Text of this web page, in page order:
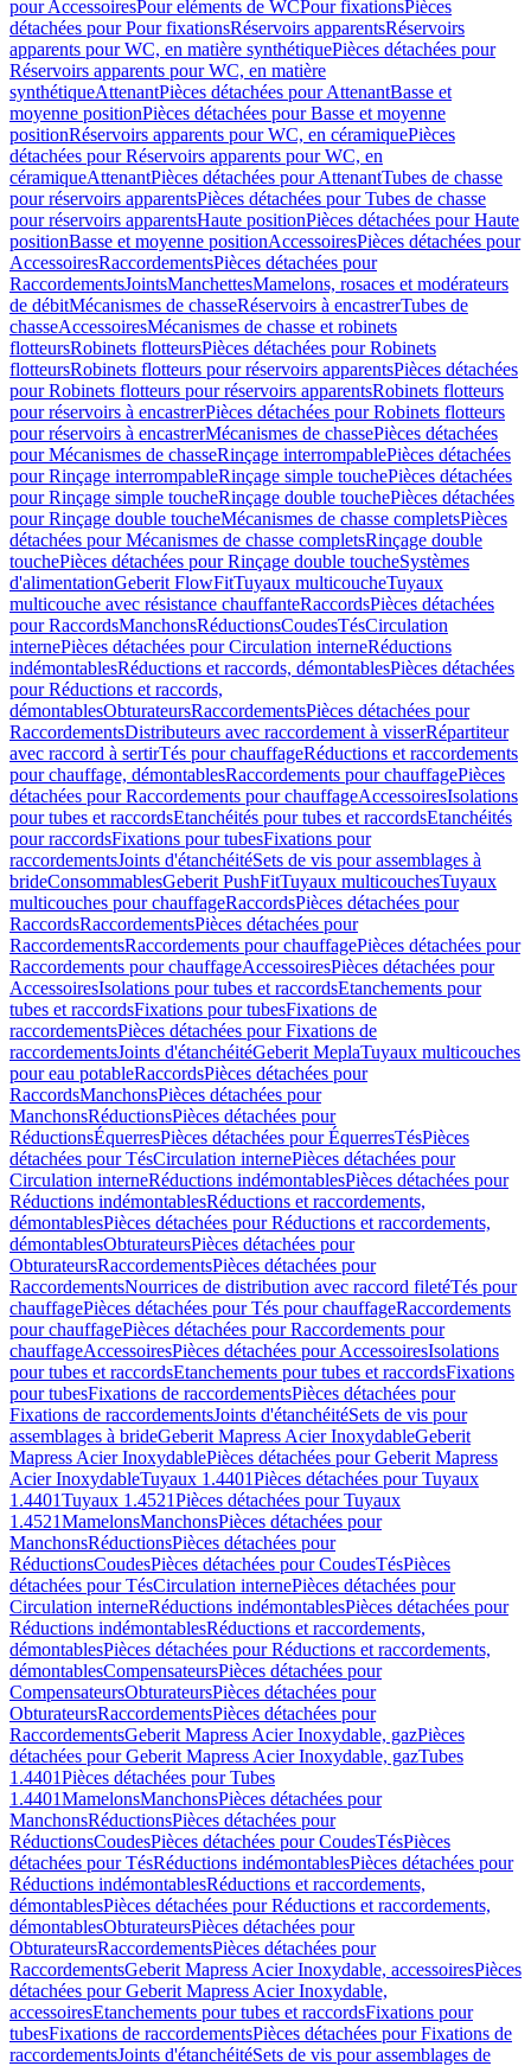
pour AccessoiresPour eléments de WCPour fixationsPièces
détachées pour Pour fixationsRéservoirs apparentsRéservoirs
apparents pour WC, en matière synthétiquePièces détachées pour
Réservoirs apparents pour WC, en matière
synthétiqueAttenantPièces détachées pour AttenantBasse et
moyenne positionPièces détachées pour Basse et moyenne
positionRéservoirs apparents pour WC, en céramiquePièces
détachées pour Réservoirs apparents pour WC, en
céramiqueAttenantPièces détachées pour AttenantTubes de chasse
pour réservoirs apparentsPièces détachées pour Tubes de chasse
pour réservoirs apparentsHaute positionPièces détachées pour Haute
positionBasse et moyenne positionAccessoiresPièces détachées pour
AccessoiresRaccordementsPièces détachées pour
RaccordementsJointsManchettesMamelons, rosaces et modérateurs
de débitMécanismes de chasseRéservoirs à encastrerTubes de
chasseAccessoiresMécanismes de chasse et robinets
flotteursRobinets flotteursPièces détachées pour Robinets
flotteursRobinets flotteurs pour réservoirs apparentsPièces détachées
pour Robinets flotteurs pour réservoirs apparentsRobinets flotteurs
pour réservoirs à encastrerPièces détachées pour Robinets flotteurs
pour réservoirs à encastrerMécanismes de chassePièces détachées
pour Mécanismes de chasseRinçage interrompablePièces détachées
pour Rinçage interrompableRinçage simple touchePièces détachées
pour Rinçage simple toucheRinçage double touchePièces détachées
pour Rinçage double toucheMécanismes de chasse completsPièces
détachées pour Mécanismes de chasse completsRinçage double
touchePièces détachées pour Rinçage double toucheSystèmes
d'alimentationGeberit FlowFitTuyaux multicoucheTuyaux
multicouche avec résistance chauffanteRaccordsPièces détachées
pour RaccordsManchonsRéductionsCoudesTésCirculation
internePièces détachées pour Circulation interneRéductions
indémontablesRéductions et raccords, démontablesPièces détachées
pour Réductions et raccords,
démontablesObturateursRaccordementsPièces détachées pour
RaccordementsDistributeurs avec raccordement à visserRépartiteur
avec raccord à sertirTés pour chauffageRéductions et raccordements
pour chauffage, démontablesRaccordements pour chauffagePièces
détachées pour Raccordements pour chauffageAccessoiresIsolations
pour tubes et raccordsEtanchéités pour tubes et raccordsEtanchéités
pour raccordsFixations pour tubesFixations pour
raccordementsJoints d'étanchéitéSets de vis pour assemblages à
brideConsommablesGeberit PushFitTuyaux multicouchesTuyaux
multicouches pour chauffageRaccordsPièces détachées pour
RaccordsRaccordementsPièces détachées pour
RaccordementsRaccordements pour chauffagePièces détachées pour
Raccordements pour chauffageAccessoiresPièces détachées pour
AccessoiresIsolations pour tubes et raccordsEtanchements pour
tubes et raccordsFixations pour tubesFixations de
raccordementsPièces détachées pour Fixations de
raccordementsJoints d'étanchéitéGeberit MeplaTuyaux multicouches
pour eau potableRaccordsPièces détachées pour
RaccordsManchonsPièces détachées pour
ManchonsRéductionsPièces détachées pour
RéductionsÉquerresPièces détachées pour ÉquerresTésPièces
détachées pour TésCirculation internePièces détachées pour
Circulation interneRéductions indémontablesPièces détachées pour
Réductions indémontablesRéductions et raccordements,
démontablesPièces détachées pour Réductions et raccordements,
démontablesObturateursPièces détachées pour
ObturateursRaccordementsPièces détachées pour
RaccordementsNourrices de distribution avec raccord filetéTés pour
chauffagePièces détachées pour Tés pour chauffageRaccordements
pour chauffagePièces détachées pour Raccordements pour
chauffageAccessoiresPièces détachées pour AccessoiresIsolations
pour tubes et raccordsEtanchements pour tubes et raccordsFixations
pour tubesFixations de raccordementsPièces détachées pour
Fixations de raccordementsJoints d'étanchéitéSets de vis pour
assemblages à brideGeberit Mapress Acier InoxydableGeberit
Mapress Acier InoxydablePièces détachées pour Geberit Mapress
Acier InoxydableTuyaux 1.4401Pièces détachées pour Tuyaux
1.4401Tuyaux 1.4521Pièces détachées pour Tuyaux
1.4521MamelonsManchonsPièces détachées pour
ManchonsRéductionsPièces détachées pour
RéductionsCoudesPièces détachées pour CoudesTésPièces
détachées pour TésCirculation internePièces détachées pour
Circulation interneRéductions indémontablesPièces détachées pour
Réductions indémontablesRéductions et raccordements,
démontablesPièces détachées pour Réductions et raccordements,
démontablesCompensateursPièces détachées pour
CompensateursObturateursPièces détachées pour
ObturateursRaccordementsPièces détachées pour
RaccordementsGeberit Mapress Acier Inoxydable, gazPièces
détachées pour Geberit Mapress Acier Inoxydable, gazTubes
1.4401Pièces détachées pour Tubes
1.4401MamelonsManchonsPièces détachées pour
ManchonsRéductionsPièces détachées pour
RéductionsCoudesPièces détachées pour CoudesTésPièces
détachées pour TésRéductions indémontablesPièces détachées pour
Réductions indémontablesRéductions et raccordements,
démontablesPièces détachées pour Réductions et raccordements,
démontablesObturateursPièces détachées pour
ObturateursRaccordementsPièces détachées pour
RaccordementsGeberit Mapress Acier Inoxydable, accessoiresPièces
détachées pour Geberit Mapress Acier Inoxydable,
accessoiresEtanchements pour tubes et raccordsFixations pour
tubesFixations de raccordementsPièces détachées pour Fixations de
raccordementsJoints d'étanchéitéSets de vis pour assemblages de